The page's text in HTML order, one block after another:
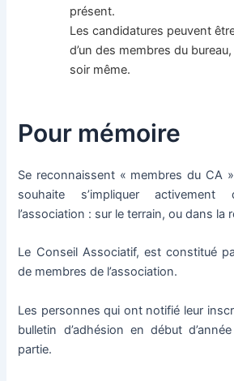
présent.
Les candidatures peuvent
d’un des membres du
soir même.
Pour mémoire
Se reconnaissent « membres du CA
souhaite s’impliquer
l’association : sur le terrain, ou dans la
Le Conseil Associatif, est constitué
de membres de l’association.
Les personnes qui ont notifié leur
bulletin d’adhésion en début
partie.